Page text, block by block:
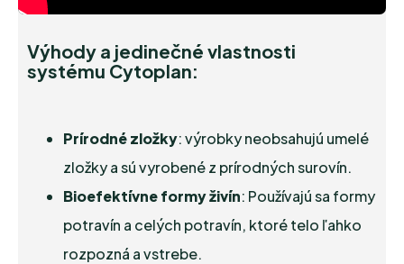
Výhody a jedinečné vlastnosti
systému Cytoplan:
Prírodné zložky: výrobky neobsahujú umelé
zložky a sú vyrobené z prírodných surovín.
Bioefektívne formy živín: Používajú sa formy
potravín a celých potravín, ktoré telo ľahko
rozpozná a vstrebe.